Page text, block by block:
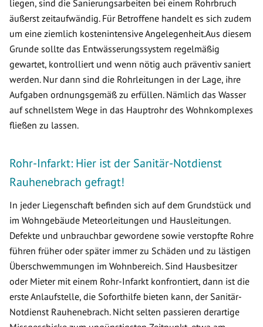
liegen, sind die Sanierungsarbeiten bei einem Rohrbruch
äußerst zeitaufwändig. Für Betroffene handelt es sich zudem
um eine ziemlich kostenintensive Angelegenheit.Aus diesem
Grunde sollte das Entwässerungssystem regelmäßig
gewartet, kontrolliert und wenn nötig auch präventiv saniert
werden. Nur dann sind die Rohrleitungen in der Lage, ihre
Aufgaben ordnungsgemäß zu erfüllen. Nämlich das Wasser
auf schnellstem Wege in das Hauptrohr des Wohnkomplexes
fließen zu lassen.
Rohr-Infarkt: Hier ist der Sanitär-Notdienst
Rauhenebrach gefragt!
In jeder Liegenschaft befinden sich auf dem Grundstück und
im Wohngebäude Meteorleitungen und Hausleitungen.
Defekte und unbrauchbar gewordene sowie verstopfte Rohre
führen früher oder später immer zu Schäden und zu lästigen
Überschwemmungen im Wohnbereich. Sind Hausbesitzer
oder Mieter mit einem Rohr-Infarkt konfrontiert, dann ist die
erste Anlaufstelle, die Soforthilfe bieten kann, der Sanitär-
Notdienst Rauhenebrach. Nicht selten passieren derartige